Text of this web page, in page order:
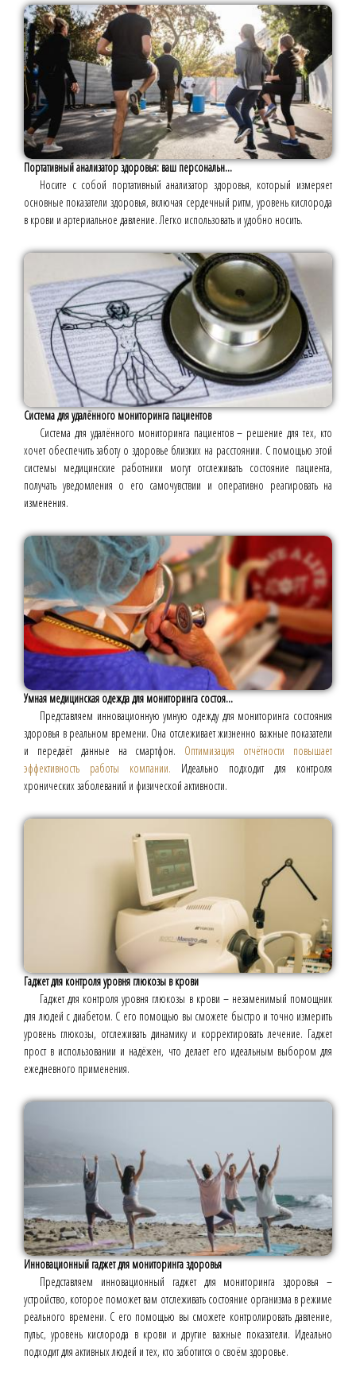
Портативный анализатор здоровья: ваш персональн...
Носите с собой портативный анализатор здоровья, который измеряет
основные показатели здоровья, включая сердечный ритм, уровень кислорода
в крови и артериальное давление. Легко использовать и удобно носить.
Система для удалённого мониторинга пациентов
Система для удалённого мониторинга пациентов – решение для тех, кто
хочет обеспечить заботу о здоровье близких на расстоянии. С помощью этой
системы медицинские работники могут отслеживать состояние пациента,
получать уведомления о его самочувствии и оперативно реагировать на
изменения.
Умная медицинская одежда для мониторинга состоя...
Представляем инновационную умную одежду для мониторинга состояния
здоровья в реальном времени. Она отслеживает жизненно важные показатели
и передаёт данные на смартфон. Оптимизация отчётности повышает
эффективность работы компании. Идеально подходит для контроля
хронических заболеваний и физической активности.
Гаджет для контроля уровня глюкозы в крови
Гаджет для контроля уровня глюкозы в крови – незаменимый помощник
для людей с диабетом. С его помощью вы сможете быстро и точно измерить
уровень глюкозы, отслеживать динамику и корректировать лечение. Гаджет
прост в использовании и надёжен, что делает его идеальным выбором для
ежедневного применения.
Инновационный гаджет для мониторинга здоровья
Представляем инновационный гаджет для мониторинга здоровья –
устройство, которое поможет вам отслеживать состояние организма в режиме
реального времени. С его помощью вы сможете контролировать давление,
пульс, уровень кислорода в крови и другие важные показатели. Идеально
подходит для активных людей и тех, кто заботится о своём здоровье.